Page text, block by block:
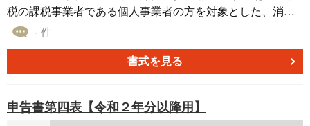
税の課税事業者である個人事業者の方を対象とした、消費
税及び地方消費税の確定申告書（簡易課税用）です。この
す。詳細な情報は国税庁ホームページ（https://www.nta.go.j
p）をご覧ください。
- 件
書式を見る
申告書第四表【令和２年分以降用】